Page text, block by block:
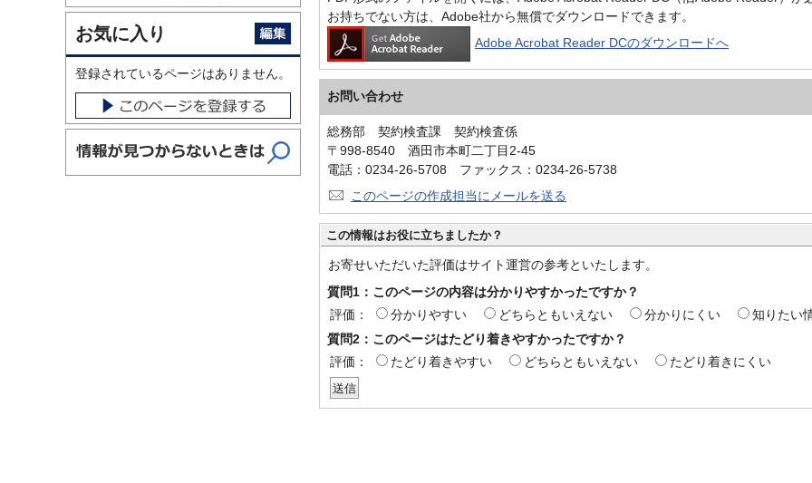
お持ちでない方は、Adobe社から無償でダウンロードできます。
Adobe Acrobat Reader DCのダウンロードへ
お問い合わせ
総務部 契約検査課 契約検査係
〒998-8540 酒田市本町二丁目2-45
電話：0234-26-5708 ファックス：0234-26-5738
このページの作成担当にメールを送る
この情報はお役に立ちましたか？
お寄せいただいた評価はサイト運営の参考といたします。
質問1：このページの内容は分かりやすかったですか？
評価：
分かりやすい どちらともいえない 分かりにくい
知りたい
質問2：このページはたどり着きやすかったですか？
評価：
たどり着きやすい どちらともいえない たどり着きにくい
お気に入り
登録されているページはありません。